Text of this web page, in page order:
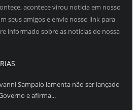
acontece virou noticia em nosso
seus amigos e envie nosso link para
informado sobre as noticias de nossa
Sampaio lamenta não ser lançado
e afirma...